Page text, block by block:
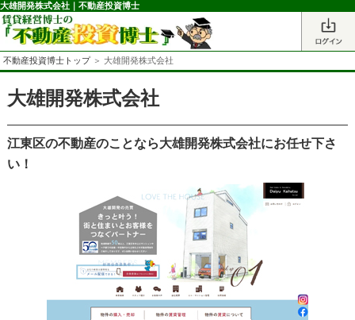
大雄開発株式会社｜不動産投資博士
不動産投資博士トップ＞ 大雄開発株式会社
大雄開発株式会社
江東区の不動産のことなら大雄開発株式会社にお任せ下さ
い！